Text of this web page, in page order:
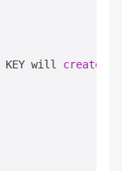
KEY will create